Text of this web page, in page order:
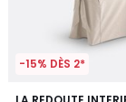
-15% DÈS 2*
4,1